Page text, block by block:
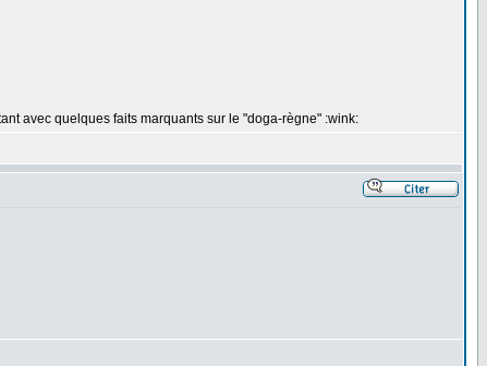
avec quelques faits marquants sur le "doga-règne" :wink: